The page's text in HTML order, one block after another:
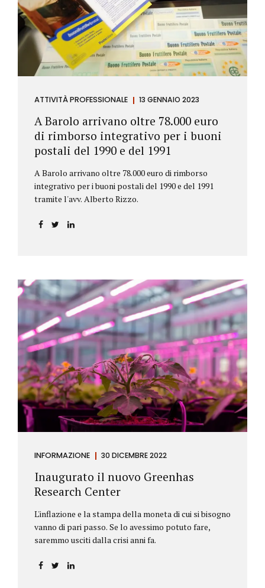
ATTIVITÀ PROFESSIONALE 13 GENNAIO 2023
A Barolo arrivano oltre 78.000 euro
di rimborso integrativo per i buoni
postali del 1990 e del 1991
A Barolo arrivano oltre 78.000 euro di rimborso
integrativo per i buoni postali del 1990 e del 1991
tramite l'avv. Alberto Rizzo.
INFORMAZIONE 30 DICEMBRE 2022
Inaugurato il nuovo Greenhas
Research Center
L'inflazione e la stampa della moneta di cui si bisogno
vanno di pari passo. Se lo avessimo potuto fare,
saremmo usciti dalla crisi anni fa.